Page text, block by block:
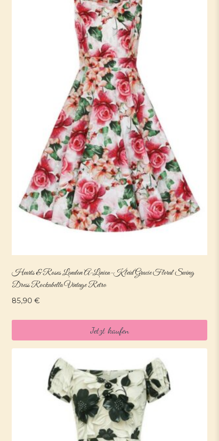
Hearts & Roses London A-Linien-Kleid Gracie Floral Swing
Dress Rockabella Vintage Retro
85,90 €
Jetzt kaufen